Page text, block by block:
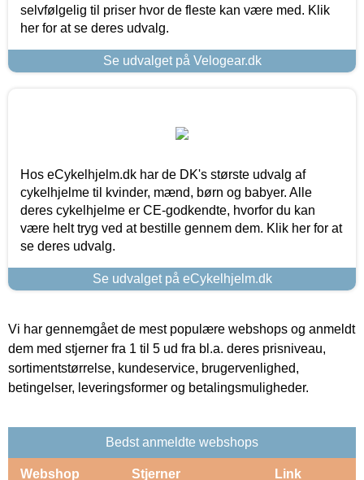
selvfølgelig til priser hvor de fleste kan være med. Klik
her for at se deres udvalg.
Se udvalget på Velogear.dk
Hos eCykelhjelm.dk har de DK's største udvalg af
cykelhjelme til kvinder, mænd, børn og babyer. Alle
deres cykelhjelme er CE-godkendte, hvorfor du kan
være helt tryg ved at bestille gennem dem. Klik her for at
se deres udvalg.
Se udvalget på eCykelhjelm.dk
Vi har gennemgået de mest populære webshops og anmeldt
dem med stjerner fra 1 til 5 ud fra bl.a. deres prisniveau,
sortimentstørrelse, kundeservice, brugervenlighed,
betingelser, leveringsformer og betalingsmuligheder.
Bedst anmeldte webshops
Webshop Stjerner Link